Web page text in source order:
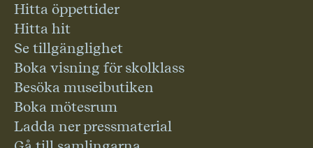
Hitta öppettider
Hitta hit
Se tillgänglighet
Boka visning för skolklass
Besöka museibutiken
Boka mötesrum
Ladda ner pressmaterial